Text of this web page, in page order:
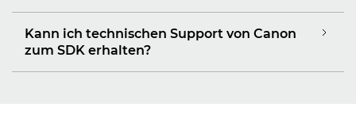
Kann ich technischen Support von Canon
zum SDK erhalten?